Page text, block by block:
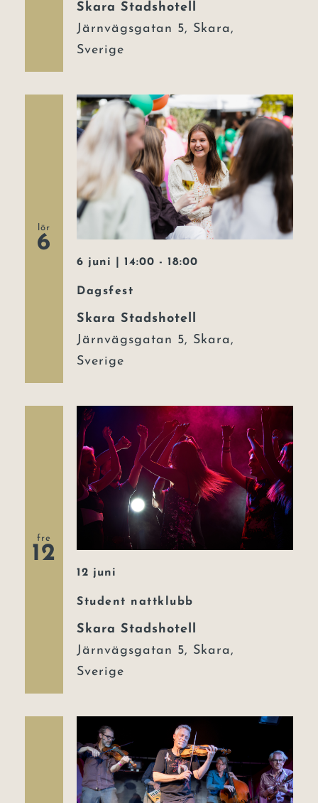
Skara Stadshotell
Järnvägsgatan 5, Skara,
Sverige
lör
6
Dagsfest
6 juni | 14:00 - 18:00
Skara Stadshotell
Järnvägsgatan 5, Skara,
Sverige
fre
12
Student nattklubb
12 juni
Skara Stadshotell
Järnvägsgatan 5, Skara,
Sverige